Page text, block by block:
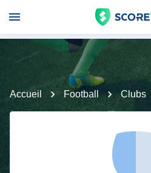
Accueil Football Clubs